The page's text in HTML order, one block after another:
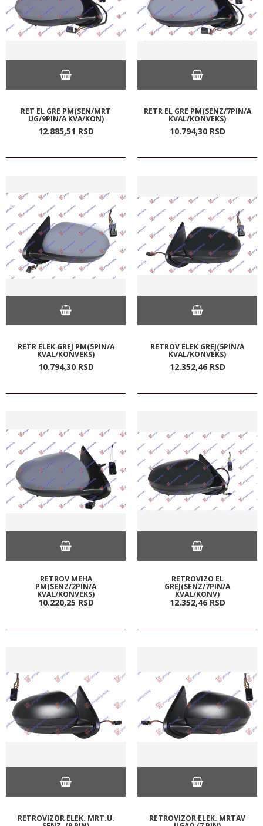
RET EL GRE PM(SEN/MRT
UG/9PIN/A KVA/KON)
12.885,51 RSD
RETR EL GRE PM(SENZ/7PIN/A
KVAL/KONVEKS)
10.794,30 RSD
RETR ELEK GREJ PM(5PIN/A
KVAL/KONVEKS)
10.794,30 RSD
RETROV ELEK GREJ(5PIN/A
KVAL/KONVEKS)
12.352,46 RSD
RETROV MEHA
PM(SENZ/2PIN/A
KVAL/KONVEKS)
10.220,25 RSD
RETROVIZO EL
GREJ(SENZ/7PIN/A
KVAL/KONV)
12.352,46 RSD
RETROVIZOR ELEK. MRT.U. RETROVIZOR ELEK. MRTAV